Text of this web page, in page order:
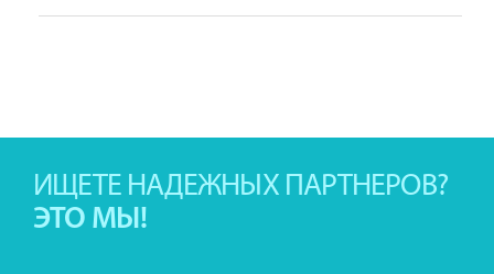
ИЩЕТЕ НАДЕЖНЫХ ПАРТНЕРОВ?
ЭТО МЫ!